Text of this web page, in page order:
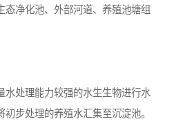
态净化池、外部河道、养殖池塘组
水处理能力较强的水生生物进行水
初步处理的养殖水汇集至沉淀池。
家
设备 餐厨垃圾污水处理设备